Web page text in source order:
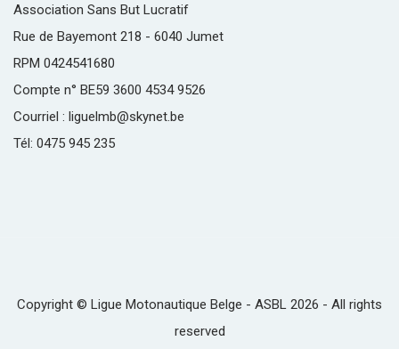
Association Sans But Lucratif
Rue de Bayemont 218 - 6040 Jumet
RPM 0424541680
Compte n° BE59 3600 4534 9526
Courriel : liguelmb@skynet.be
Tél: 0475 945 235
Copyright © Ligue Motonautique Belge - ASBL 2026 - All rights
reserved